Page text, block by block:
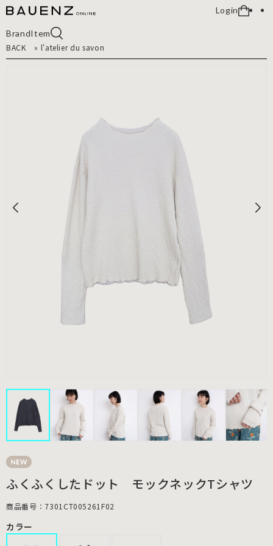
Login
BrandItem
BACK
» l'atelier du savon
ふくふくしたドット モックネックTシャツ
商品番号：7301CT005261F02
カラー